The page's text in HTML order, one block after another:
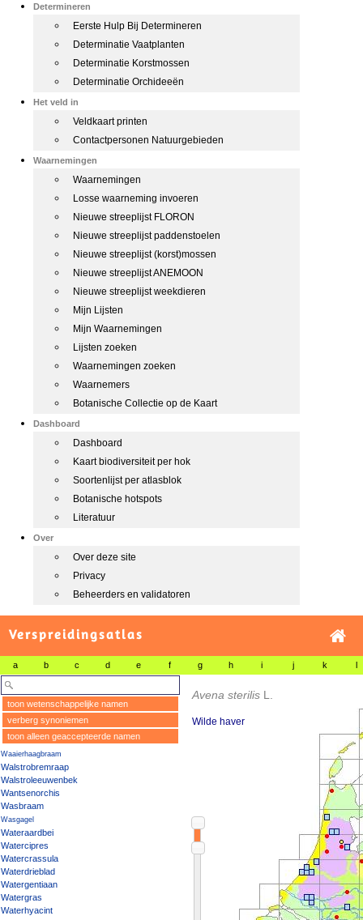
Determineren
Eerste Hulp Bij Determineren
Determinatie Vaatplanten
Determinatie Korstmossen
Determinatie Orchideeën
Het veld in
Veldkaart printen
Contactpersonen Natuurgebieden
Waarnemingen
Waarnemingen
Losse waarneming invoeren
Nieuwe streeplijst FLORON
Nieuwe streeplijst paddenstoelen
Nieuwe streeplijst (korst)mossen
Nieuwe streeplijst ANEMOON
Nieuwe streeplijst weekdieren
Mijn Lijsten
Mijn Waarnemingen
Lijsten zoeken
Waarnemingen zoeken
Waarnemers
Botanische Collectie op de Kaart
Dashboard
Dashboard
Kaart biodiversiteit per hok
Soortenlijst per atlasblok
Botanische hotspots
Literatuur
Over
Over deze site
Privacy
Beheerders en validatoren
Verspreidingsatlas
a b c d e f g h i j k l
toon wetenschappelijke namen
verberg synoniemen
toon alleen geaccepteerde namen
Waaierhaagbraam
Walstrobremraap
Walstroleeuwenbek
Wantsenorchis
Wasbraam
Wasgagel
Wateraardbei
Watercipres
Watercrassula
Waterdrieblad
Watergentiaan
Watergras
Waterhyacint
Avena sterilis L.
Wilde haver